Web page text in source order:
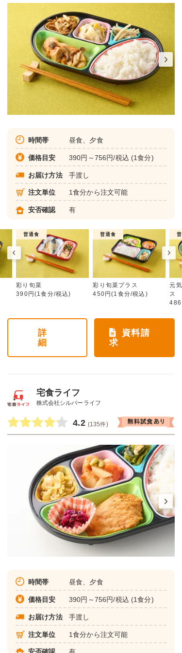
時間帯 昼食、夕食
価格目安 390円～756円/税込 (1食分)
お届け方法 手渡し
注文単位 1食分から注文可能
安否確認 有
普通食
彩り旬菜
390円(1食分/税込)
普通食
彩り旬菜プラス
450円(1食分/税込)
元
ス
詳
細
資料請
求
宅食ライフ
株式会社シルバーライフ
4.2 (135件)
時間帯 昼食、夕食
価格目安 390円～756円/税込 (1食分)
お届け方法 手渡し
注文単位 1食分から注文可能